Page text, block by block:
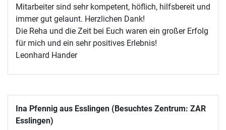
Mitarbeiter sind sehr kompetent, höflich, hilfsbereit und
immer gut gelaunt. Herzlichen Dank!
Die Reha und die Zeit bei Euch waren ein großer Erfolg
für mich und ein sehr positives Erlebnis!
Leonhard Hander
Ina Pfennig aus Esslingen (Besuchtes Zentrum: ZAR
Esslingen)